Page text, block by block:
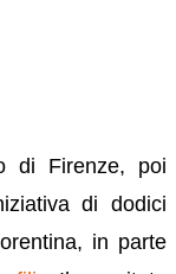
di Firenze, poi
di dodici
in parte